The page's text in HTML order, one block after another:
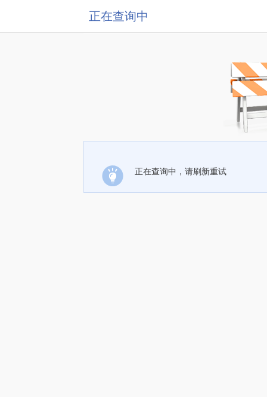
正在查询中
正在查询中，请刷新重试